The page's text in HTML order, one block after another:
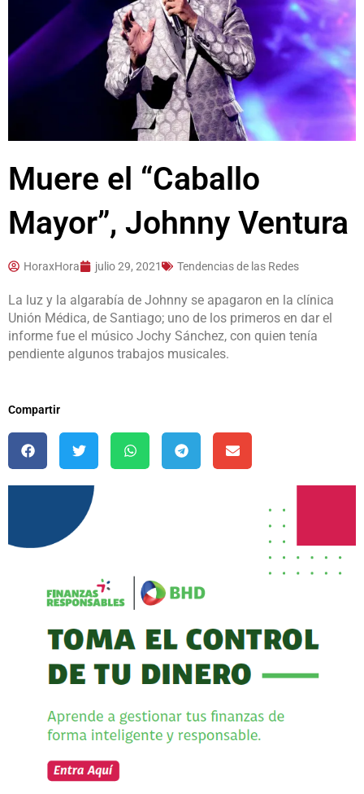
Muere el “Caballo
Mayor”, Johnny Ventura
HoraxHora julio 29, 2021 Tendencias de las Redes
La luz y la algarabía de Johnny se apagaron en la clínica
Unión Médica, de Santiago; uno de los primeros en dar el
informe fue el músico Jochy Sánchez, con quien tenía
pendiente algunos trabajos musicales.
Compartir